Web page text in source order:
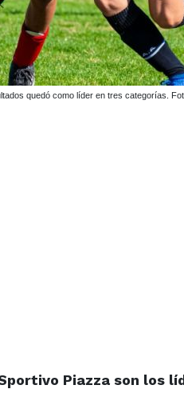
banda azul siguen como punteros en
Piazza son los